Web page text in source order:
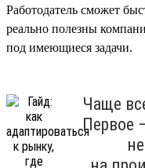
Работодатель сможет
реально полезны
под имеющиеся задачи.
Чаще
Первое